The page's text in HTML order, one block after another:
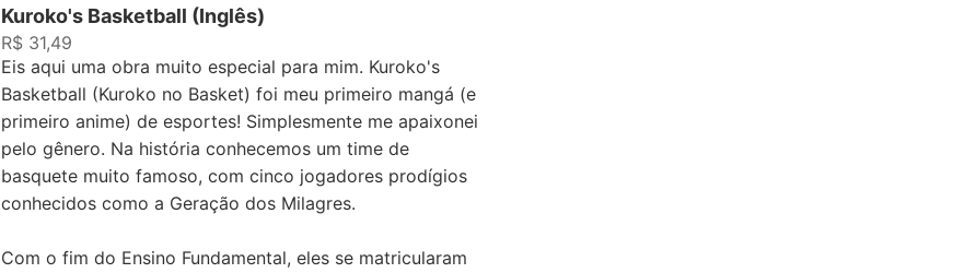
Kuroko's Basketball (Inglês)
R$ 31,49
Eis aqui uma obra muito especial para mim. Kuroko's
Basketball (Kuroko no Basket) foi meu primeiro mangá (e
primeiro anime) de esportes! Simplesmente me apaixonei
pelo gênero. Na história conhecemos um time de
basquete muito famoso, com cinco jogadores prodígios
conhecidos como a Geração dos Milagres.
Com o fim do Ensino Fundamental, eles se matricularam